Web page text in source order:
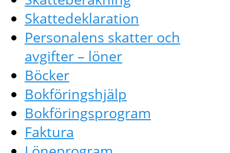
Skattedeklaration
Personalens skatter och
avgifter – löner
Böcker
Bokföringshjälp
Bokföringsprogram
Faktura